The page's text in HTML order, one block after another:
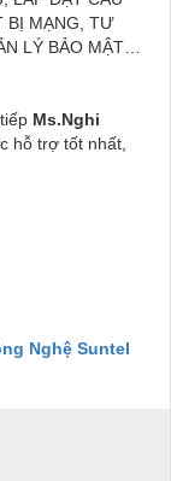
BỊ MẠNG, TƯ
LÝ BẢO MẬT…
Ms.Nghi
hỗ trợ tốt nhất,
Nghệ Suntel